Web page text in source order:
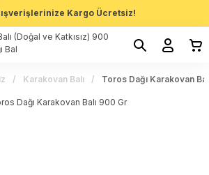
Kargo Ücretsiz!
Karakovan Balı Toros Dağı Karakovan